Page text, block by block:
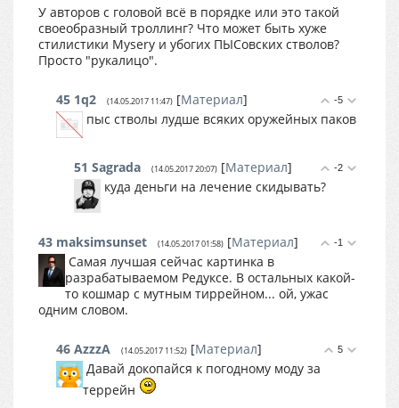
У авторов с головой всё в порядке или это такой
своеобразный троллинг? Что может быть хуже
стилистики Mysery и убогих ПЫСовских стволов?
Просто "рукалицо".
-5
45 1q2 (14.05.2017 11:47) [Материал]
пыс стволы лудше всяких оружейных паков
-2
51 Sagrada (14.05.2017 20:07) [Материал]
куда деньги на лечение скидывать?
-1
43 maksimsunset (14.05.2017 01:58) [Материал]
Самая лучшая сейчас картинка в
разрабатываемом Редуксе. В остальных какой-
то кошмар с мутным тиррейном... ой, ужас
одним словом.
5
46 AzzzA (14.05.2017 11:52) [Материал]
Давай докопайся к погодному моду за
террейн